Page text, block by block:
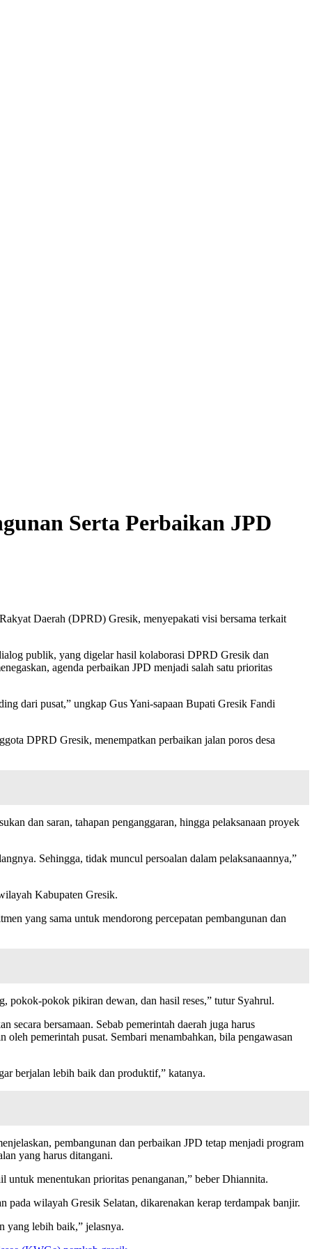
Serta Perbaikan JPD
Daerah (DPRD) Gresik, menyepakati visi bersama terkait
publik, yang digelar hasil kolaborasi DPRD Gresik dan
agenda perbaikan JPD menjadi salah satu prioritas
dari pusat,” ungkap Gus Yani-sapaan Bupati Gresik Fandi
DPRD Gresik, menempatkan perbaikan jalan poros desa
dan saran, tahapan penganggaran, hingga pelaksanaan proyek
Sehingga, tidak muncul persoalan dalam pelaksanaannya,”
Kabupaten Gresik.
yang sama untuk mendorong percepatan pembangunan dan
pokok-pokok pikiran dewan, dan hasil reses,” tutur Syahrul.
bersamaan. Sebab pemerintah daerah juga harus
pemerintah pusat. Sembari menambahkan, bila pengawasan
berjalan lebih baik dan produktif,” katanya.
pembangunan dan perbaikan JPD tetap menjadi program
yang harus ditangani.
untuk menentukan prioritas penanganan,” beber Dhiannita.
wilayah Gresik Selatan, dikarenakan kerap terdampak banjir.
yang lebih baik,” jelasnya.